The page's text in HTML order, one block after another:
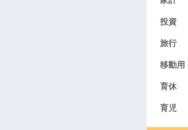
投資
旅行
移動用
育休
育児